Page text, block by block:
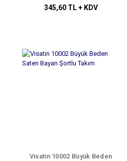
345,60 TL + KDV
Visatin 10002 Büyük Beden